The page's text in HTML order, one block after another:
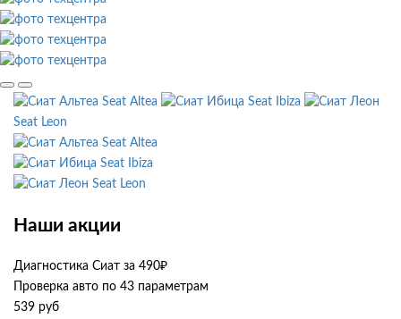
Seat Altea
Seat Ibiza
Seat Leon
Seat Altea
Seat Ibiza
Seat Leon
Наши акции
Диагностика Сиат за 490₽
Проверка авто по 43 параметрам
539 руб